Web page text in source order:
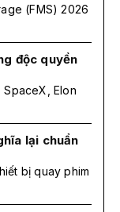
(FMS) 2026
độc quyền
SpaceX, Elon
lại chuẩn
bị quay phim